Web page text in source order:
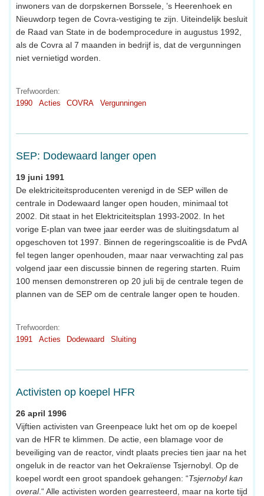
inwoners van de dorpskernen Borssele, ’s Heerenhoek en
Nieuwdorp tegen de Covra-vestiging te zijn. Uiteindelijk besluit
de Raad van State in de bodemprocedure in augustus 1992,
als de Covra al 7 maanden in bedrijf is, dat de vergunningen
niet vernietigd worden.
Trefwoorden:
1990
Acties COVRA Vergunningen
SEP: Dodewaard langer open
19 juni 1991
De elektriciteitsproducenten verenigd in de SEP willen de
centrale in Dodewaard langer open houden, minimaal tot
2002. Dit staat in het Elektriciteitsplan 1993-2002. In het
vorige E-plan van twee jaar eerder was de sluitingsdatum al
opgeschoven tot 1997. Binnen de regeringscoalitie is de PvdA
fel tegen langer openhouden, maar naar verwachting zal pas
volgend jaar een discussie binnen de regering starten. Ruim
100 mensen demonstreren op 20 juli bij de centrale tegen de
plannen van de SEP om de centrale langer open te houden.
Trefwoorden:
1991
Acties Dodewaard Sluiting
Activisten op koepel HFR
26 april 1996
Vijftien activisten van Greenpeace lukt het om op de koepel
van de HFR te klimmen. De actie, een blamage voor de
beveiliging van de reactor, vindt plaats precies tien jaar na het
ongeluk in de reactor van het Oekraïense Tsjernobyl. Op de
koepel wordt een groot spandoek gehangen: “Tsjernobyl kan
overal.“ Alle activisten worden gearresteerd, maar na korte tijd